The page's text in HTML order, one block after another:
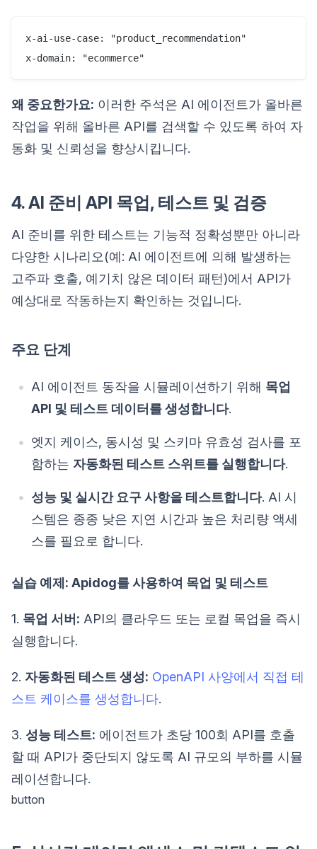
x-ai-use-case: "product_recommendation"
왜 중요한가요: 이러한 주석은 AI 에이전트가 올바른
작업을 위해 올바른 API를 검색할 수 있도록 하여 자
동화 및 신뢰성을 향상시킵니다.
4. AI 준비 API 목업, 테스트 및 검증
AI 준비를 위한 테스트는 기능적 정확성뿐만 아니라
다양한 시나리오(예: AI 에이전트에 의해 발생하는
고주파 호출, 예기치 않은 데이터 패턴)에서 API가
예상대로 작동하는지 확인하는 것입니다.
주요 단계
AI 에이전트 동작을 시뮬레이션하기 위해 목업
API 및 테스트 데이터를 생성합니다.
엣지 케이스, 동시성 및 스키마 유효성 검사를 포
함하는 자동화된 테스트 스위트를 실행합니다.
성능 및 실시간 요구 사항을 테스트합니다. AI 시
스템은 종종 낮은 지연 시간과 높은 처리량 액세
스를 필요로 합니다.
실습 예제: Apidog를 사용하여 목업 및 테스트
1. 목업 서버: API의 클라우드 또는 로컬 목업을 즉시
실행합니다.
2. 자동화된 테스트 생성: OpenAPI 사양에서 직접 테
스트 케이스를 생성합니다.
3. 성능 테스트: 에이전트가 초당 100회 API를 호출
할 때 API가 중단되지 않도록 AI 규모의 부하를 시뮬
레이션합니다.
button